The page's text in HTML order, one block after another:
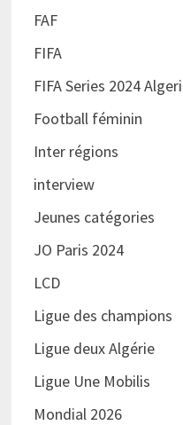
FAF
FIFA
FIFA Series 2024
Football féminin
Inter régions
interview
Jeunes catégories
JO Paris 2024
LCD
Ligue des champions
Ligue deux Algérie
Ligue Une Mobilis
Mondial 2026